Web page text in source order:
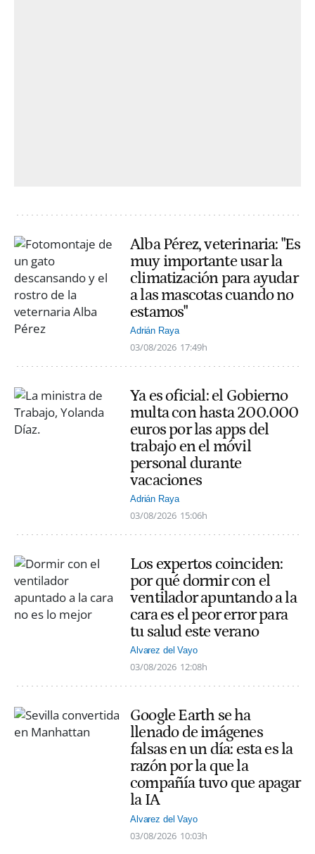
Alba Pérez, veterinaria: "Es
muy importante usar la
climatización para ayudar
a las mascotas cuando no
estamos"
Adrián Raya
03/08/2026 17:49h
Ya es oficial: el Gobierno
multa con hasta 200.000
euros por las apps del
trabajo en el móvil
personal durante
vacaciones
Adrián Raya
03/08/2026 15:06h
Los expertos coinciden:
por qué dormir con el
ventilador apuntando a la
cara es el peor error para
tu salud este verano
Alvarez del Vayo
03/08/2026 12:08h
Google Earth se ha
llenado de imágenes
falsas en un día: esta es la
razón por la que la
compañía tuvo que apagar
la IA
Alvarez del Vayo
03/08/2026 10:03h